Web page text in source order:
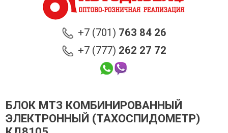
+7 (701) 763 84 26
+7 (777) 262 27 72
БЛОК МТЗ КОМБИНИРОВАННЫЙ
ЭЛЕКТРОННЫЙ (ТАХОСПИДОМЕТР)